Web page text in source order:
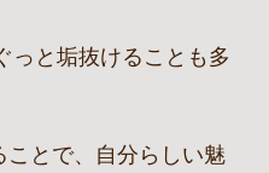
っと垢抜けることも多
とで、自分らしい魅